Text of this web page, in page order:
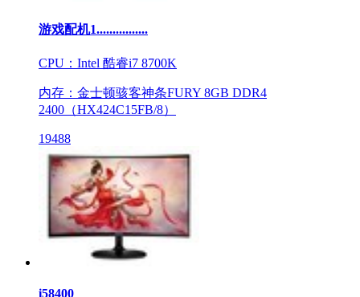
游戏配机1................
CPU：Intel 酷睿i7 8700K
内存：金士顿骇客神条FURY 8GB DDR4
2400（HX424C15FB/8）
19488
i58400